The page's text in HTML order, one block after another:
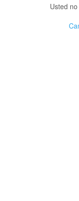
Usted